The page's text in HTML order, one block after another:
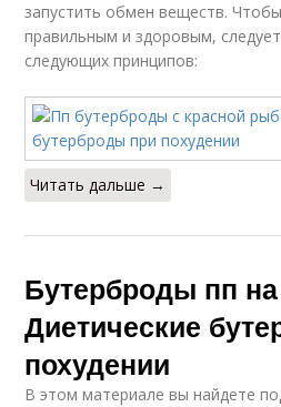
запустить обмен веществ.
правильным и здоровым,
следующих принципов:
Читать дальше →
Бутерброды пп на
Диетические
похудении
В этом материале вы найдете